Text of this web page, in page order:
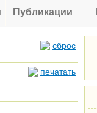
Публикации
сброс
печатать